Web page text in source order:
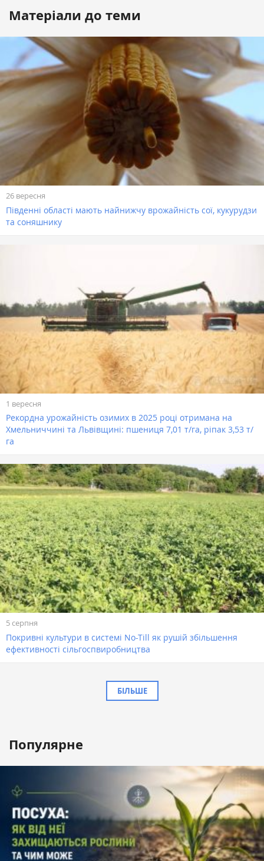
Матеріали до теми
26 вересня
Південні області мають найнижчу врожайність сої, кукурудзи
та соняшнику
1 вересня
Рекордна урожайність озимих в 2025 році отримана на
Хмельниччині та Львівщині: пшениця 7,01 т/га, ріпак 3,53 т/
га
5 серпня
Покривні культури в системі No-Till як рушій збільшення
ефективності сільгоспвиробництва
БІЛЬШЕ
Популярне